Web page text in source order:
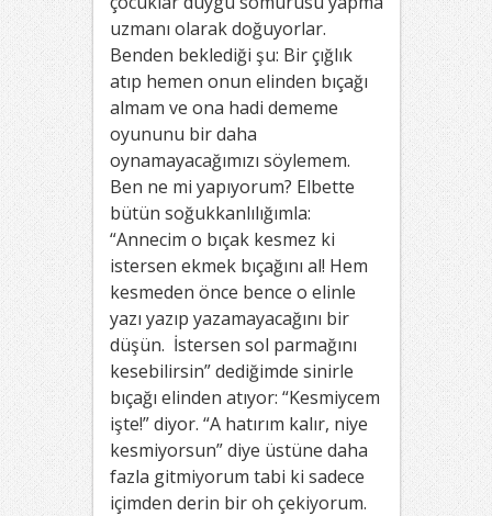
uzmanı olarak doğuyorlar.
Benden beklediği şu: Bir çığlık
atıp hemen onun elinden bıçağı
almam ve ona hadi dememe
oyununu bir daha
oynamayacağımızı söylemem.
Ben ne mi yapıyorum? Elbette
bütün soğukkanlılığımla:
“Annecim o bıçak kesmez ki
istersen ekmek bıçağını al! Hem
kesmeden önce bence o elinle
yazı yazıp yazamayacağını bir
düşün. İstersen sol parmağını
kesebilirsin” dediğimde sinirle
bıçağı elinden atıyor: “Kesmiycem
işte!” diyor. “A hatırım kalır, niye
kesmiyorsun” diye üstüne daha
fazla gitmiyorum tabi ki sadece
içimden derin bir oh çekiyorum.